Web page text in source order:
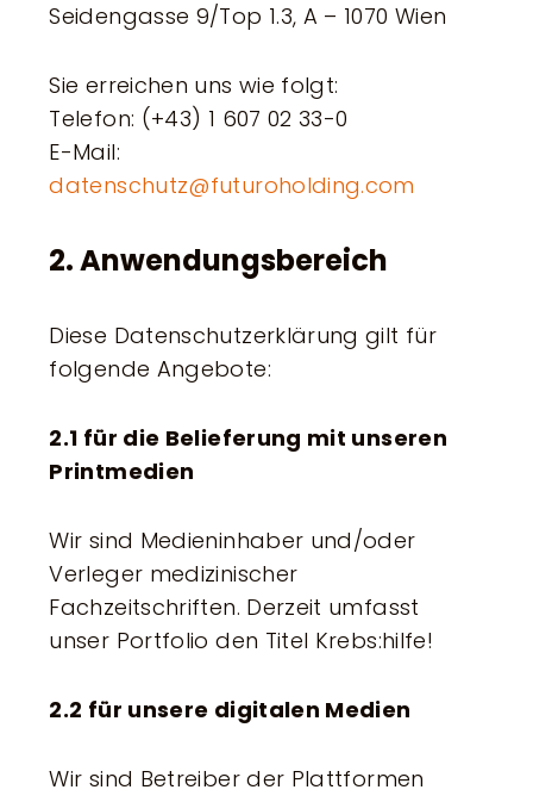
Seidengasse 9/Top 1.3, A – 1070 Wien
Sie erreichen uns wie folgt:
Telefon: (+43) 1 607 02 33-0
E-Mail:
datenschutz@futuroholding.com
2. Anwendungsbereich
Diese Datenschutzerklärung gilt für
folgende Angebote:
2.1 für die Belieferung mit unseren
Printmedien
Wir sind Medieninhaber und/oder
Verleger medizinischer
Fachzeitschriften. Derzeit umfasst
unser Portfolio den Titel Krebs:hilfe!
2.2 für unsere digitalen Medien
Wir sind Betreiber der Plattformen